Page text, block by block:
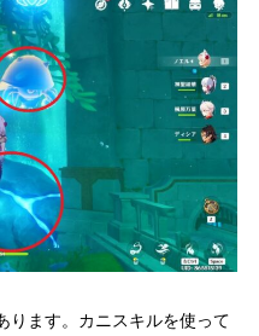
ります。カニスキルを使って